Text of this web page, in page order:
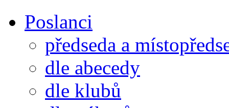
Poslanci
předseda a
dle abecedy
dle klubů